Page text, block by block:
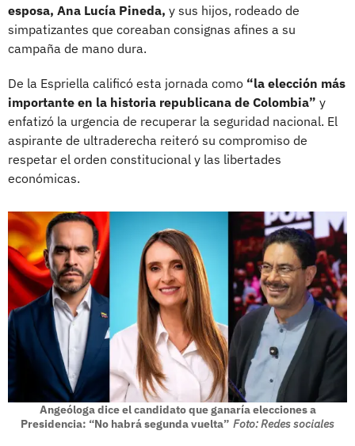
esposa, Ana Lucía Pineda, y sus hijos, rodeado de
simpatizantes que coreaban consignas afines a su
campaña de mano dura.
De la Espriella calificó esta jornada como “la elección más
importante en la historia republicana de Colombia” y
enfatizó la urgencia de recuperar la seguridad nacional. El
aspirante de ultraderecha reiteró su compromiso de
respetar el orden constitucional y las libertades
económicas.
Angeóloga dice el candidato que ganaría elecciones a
Presidencia: “No habrá segunda vuelta” Foto: Redes sociales